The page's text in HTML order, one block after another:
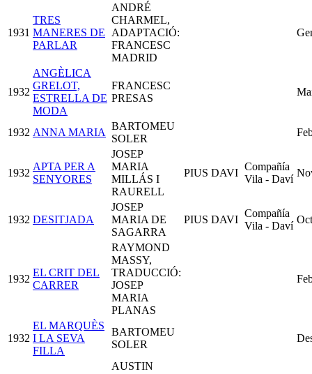
1931
TRES
MANERES DE
PARLAR
ANDRÉ
CHARMEL,
ADAPTACIÓ:
FRANCESC
MADRID
1932
ANGÈLICA
GRELOT,
ESTRELLA DE
MODA
FRANCESC
PRESAS
1932 ANNA MARIA
BARTOMEU
SOLER
1932
APTA PER A
SENYORES
JOSEP
MARIA
MILLÁS I
RAURELL
PIUS DAVI
Compañía
Vila - Daví
1932 DESITJADA
JOSEP
MARIA DE
SAGARRA
PIUS DAVI
Compañía
Vila - Daví
1932
EL CRIT DEL
CARRER
RAYMOND
MASSY,
TRADUCCIÓ:
JOSEP
MARIA
PLANAS
1932
EL MARQUÈS
I LA SEVA
FILLA
BARTOMEU
SOLER
AUSTIN